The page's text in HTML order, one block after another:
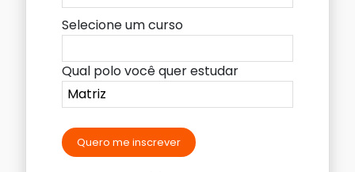
Selecione um curso
Qual polo você quer estudar
Quero me inscrever